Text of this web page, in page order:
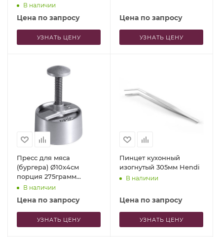
В наличии
Цена по запросу
УЗНАТЬ ЦЕНУ
Цена по запросу
УЗНАТЬ ЦЕНУ
Пресс для мяса
(бургера) Ø10x4см
порция 275грамм
Contacto
В наличии
Цена по запросу
УЗНАТЬ ЦЕНУ
Пинцет кухонный
изогнутый 305мм Hendi
В наличии
Цена по запросу
УЗНАТЬ ЦЕНУ